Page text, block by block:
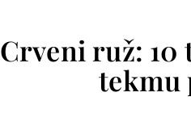
Crveni ruž: 10
tekmu